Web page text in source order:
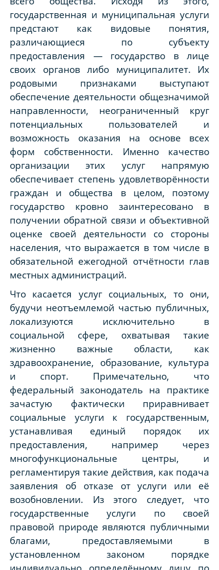
государственная и муниципальная услуги
предстают как видовые понятия,
различающиеся по субъекту
предоставления — государство в лице
своих органов либо муниципалитет. Их
родовыми признаками выступают
обеспечение деятельности общезначимой
направленности, неограниченный круг
потенциальных пользователей и
возможность оказания на основе всех
форм собственности. Именно качество
организации этих услуг напрямую
обеспечивает степень удовлетворённости
граждан и общества в целом, поэтому
государство кровно заинтересовано в
получении обратной связи и объективной
оценке своей деятельности со стороны
населения, что выражается в том числе в
обязательной ежегодной отчётности глав
местных администраций.
Что касается услуг социальных, то они,
будучи неотъемлемой частью публичных,
локализуются исключительно в
социальной сфере, охватывая такие
жизненно важные области, как
здравоохранение, образование, культура
и спорт. Примечательно, что
федеральный законодатель на практике
зачастую фактически приравнивает
социальные услуги к государственным,
устанавливая единый порядок их
предоставления, например через
многофункциональные центры, и
регламентируя такие действия, как подача
заявления об отказе от услуги или её
возобновлении. Из этого следует, что
государственные услуги по своей
правовой природе являются публичными
благами, предоставляемыми в
установленном законом порядке